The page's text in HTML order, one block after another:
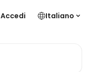
Accedi Italiano